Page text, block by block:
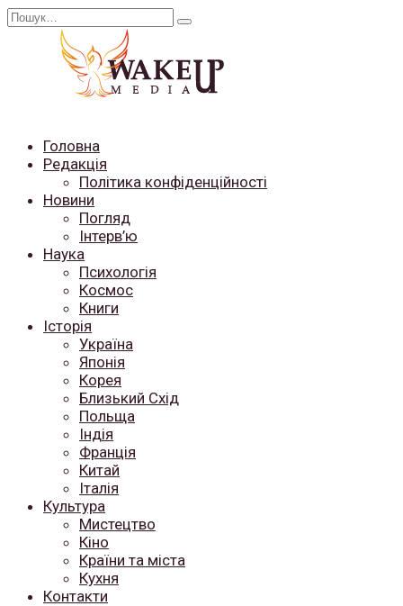
Перейти
Search
Головна
Редакція
Політика конфіденційності
Новини
Погляд
Інтерв’ю
Наука
Психологія
Космос
Книги
Історія
Україна
Японія
Корея
Близький Схід
Польща
Індія
Франція
Китай
Італія
Культура
Мистецтво
Кіно
Країни та міста
Кухня
Контакти